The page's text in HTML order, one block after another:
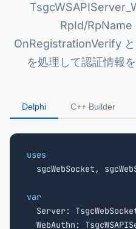
RpId/RpName
OnRegistrationVerify
を処理して認証情報
Delphi C++ Builder
uses
sgcWebSocket,
var
Server: